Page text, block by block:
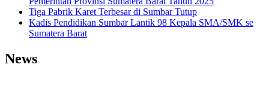
Tiga Pabrik Karet Terbesar di Sumbar Tutup
Kadis Pendidikan Sumbar Lantik 98 Kepala SMA/SMK se
Sumatera Barat
News